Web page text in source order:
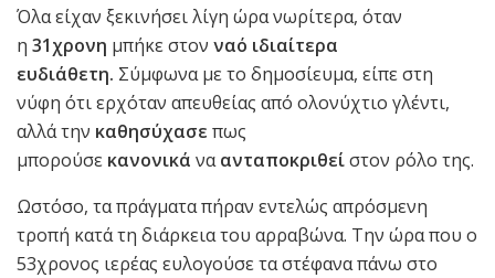
Όλα είχαν ξεκινήσει λίγη ώρα νωρίτερα, όταν
η 31χρονη μπήκε στον ναό ιδιαίτερα
ευδιάθετη. Σύμφωνα με το δημοσίευμα, είπε στη
νύφη ότι ερχόταν απευθείας από ολονύχτιο γλέντι,
αλλά την καθησύχασε πως
μπορούσε κανονικά ναανταποκριθείστον ρόλο της.
Ωστόσο, τα πράγματα πήραν εντελώς απρόσμενη
τροπή κατά τη διάρκεια του αρραβώνα. Την ώρα που ο
53χρονος ιερέας ευλογούσε τα στέφανα πάνω στο